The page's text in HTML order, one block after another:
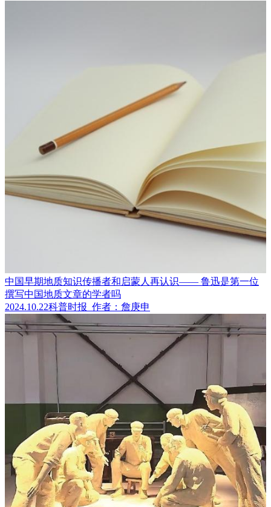
中国早期地质知识传播者和启蒙人再认识—— 鲁迅是第一位
撰写中国地质文章的学者吗
2024.10.22科普时报 作者：詹庚申